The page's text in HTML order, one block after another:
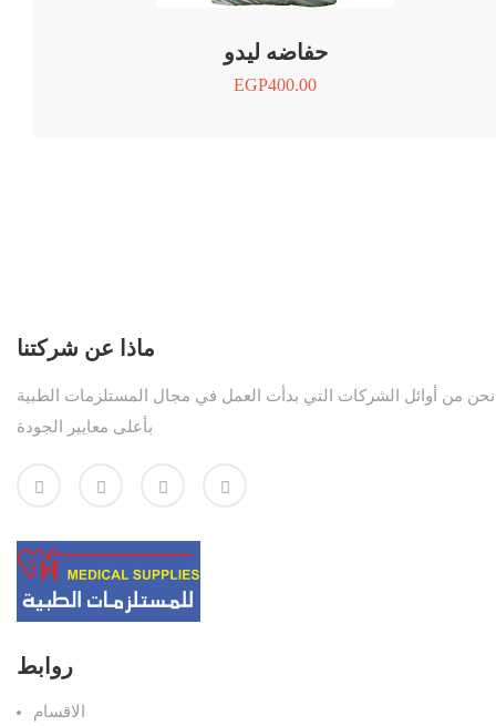
حفاضه ليدو
EGP400.00
ماذا عن شركتنا
نحن من أوائل الشركات التي بدأت العمل في مجال المستلزمات الطبية
بأعلى معايير الجودة
روابط
الاقسام